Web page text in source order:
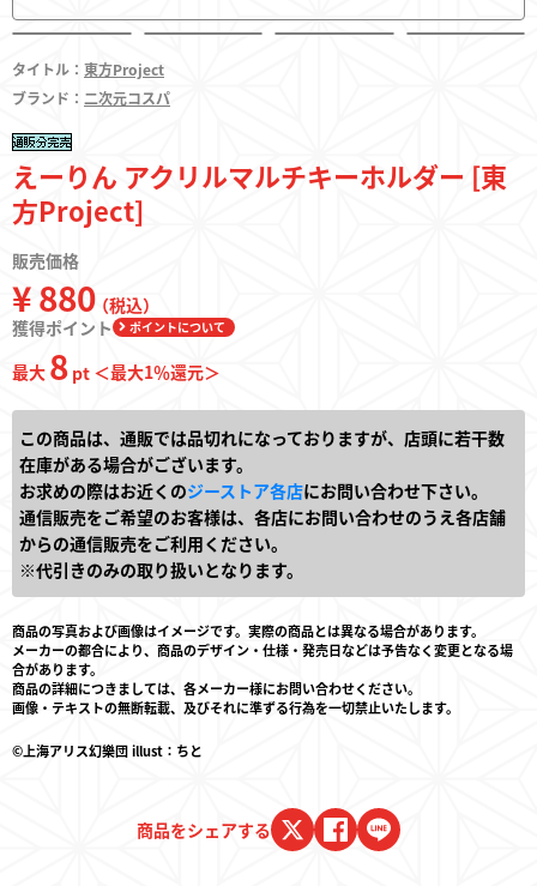
ご利用案内
決済・配送
お問い合わせ
タイトル： 東方Project
ブランド： 二次元コスパ
えーりん アクリルマルチキーホルダー [東
方Project]
販売価格
¥ 880（税込）
獲得ポイント
ポイントについて
最大 8 pt ＜最大1％還元＞
この商品は、通販では品切れになっておりますが、店頭に若干数
在庫がある場合がございます。
お求めの際はお近くのジーストア各店にお問い合わせ下さい。
通信販売をご希望のお客様は、各店にお問い合わせのうえ各店舗
からの通信販売をご利用ください。
※代引きのみの取り扱いとなります。
商品の写真および画像はイメージです。実際の商品とは異なる場合があります。
メーカーの都合により、商品のデザイン・仕様・発売日などは予告なく変更となる場
合があります。
商品の詳細につきましては、各メーカー様にお問い合わせください。
画像・テキストの無断転載、及びそれに準ずる行為を一切禁止いたします。
©上海アリス幻樂団 illust：ちと
商品をシェアする